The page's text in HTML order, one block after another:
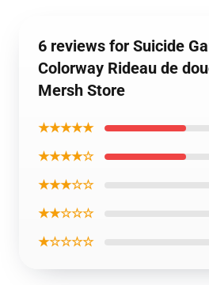
6 reviews for Suicide
Colorway Rideau de
Mersh Store
★★★★★
★★★★☆
★★★☆☆
★★☆☆☆
★☆☆☆☆